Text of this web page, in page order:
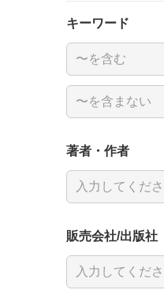
キーワード
著者・作者
販売会社/出版社